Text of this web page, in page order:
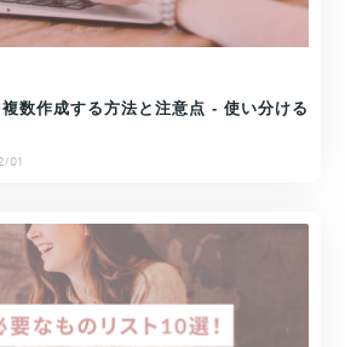
数作成する方法と注意点 - 使い分ける
01